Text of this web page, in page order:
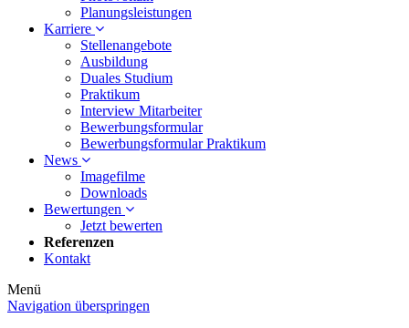
Planungsleistungen
Karriere
Stellenangebote
Ausbildung
Duales Studium
Praktikum
Interview Mitarbeiter
Bewerbungsformular
Bewerbungsformular Praktikum
News
Imagefilme
Downloads
Bewertungen
Jetzt bewerten
Referenzen
Kontakt
Menü
Navigation überspringen